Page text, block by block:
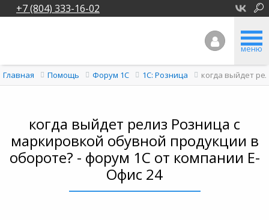
+7 (804) 333-16-02
меню
Главная Помощь Форум 1C 1С: Розница когда выйдет
когда выйдет релиз Розница с
маркировкой обувной продукции в
обороте? - форум 1С от компании Е-
Офис 24